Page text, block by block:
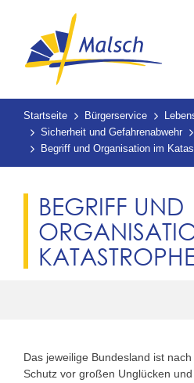
Startseite Bürgerservice
Sicherheit und Gefahrenabwehr
Begriff und Organisation im
BEGRIFF UND
Das jeweilige Bundesland ist
Schutz vor großen Unglücken